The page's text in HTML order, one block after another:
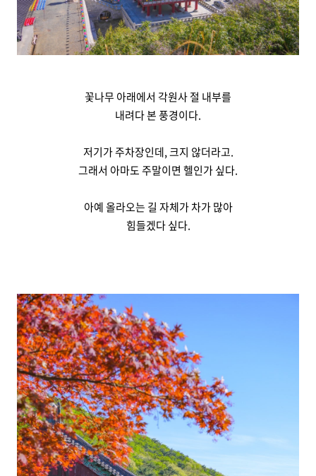
꽃나무 아래에서 각원사 절 내부를
내려다 본 풍경이다.
저기가 주차장인데, 크지 않더라고.
그래서 아마도 주말이면 헬인가 싶다.
아예 올라오는 길 자체가 차가 많아
힘들겠다 싶다.